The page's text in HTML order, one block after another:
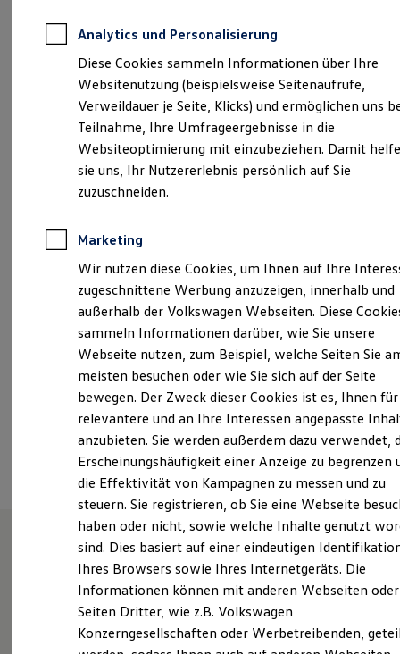
Kfz-Versicherung
Restschuldversicherungen
Garantien
Wartungsverträge
Geschäftskunden
Professional Class bei Volkswagen
Großkunden
Behörden
Direktkunden
Sonderfahrzeuge
Anpfiff zum Gewinn
Elektroautos
ID. Tutorials
Elektrofahrzeugkonzepte
Reichweite
Reichweite der ID. Modelle
Reichweite im Winter
Laden
Laden unterwegs
Laden Zuhause
Ladestationen finden
Ladezeitensimulator
Batterie
Sicherheit
Garantie und Lebensdauer
Nachhaltigkeit
Technologie
Kosten und Kauf
Verbrauchskosten
Kaufoptionen
E-Auto-Förderung
Software und Konnektivität
ID. Software Versionen und Updates
Digitale Extras
Schnittstellen zu Ihrem ID.
Verantwortlich für die Inhalte auf dieser Seite ist die Autohaus
Rettenmeier GmbH & Co. KG (Impressum & Rechtliches)
Hauptstraße 43 - 45, 74597 Stimpfach-
info@autohaus-rettenmeier.de
+49 7967 710910
Montag-
Samstag
Geschlossen
Sonntag
Geschlossen
Ansprechpartner
Unsere Leistungenim
Überblick
Service
Analytics und Personalisierung
Diese Cookies sammeln Informationen über Ihre
Websitenutzung (beispielsweise Seitenaufrufe,
Verweildauer je Seite, Klicks) und ermöglichen uns
Teilnahme, Ihre Umfrageergebnisse in die
Websiteoptimierung mit einzubeziehen. Damit
sie uns, Ihr Nutzererlebnis persönlich auf Sie
zuzuschneiden.
Marketing
Wir nutzen diese Cookies, um Ihnen auf Ihre
zugeschnittene Werbung anzuzeigen, innerhalb und
außerhalb der Volkswagen Webseiten. Diese
sammeln Informationen darüber, wie Sie unsere
Webseite nutzen, zum Beispiel, welche Seiten Sie
meisten besuchen oder wie Sie sich auf der Seite
bewegen. Der Zweck dieser Cookies ist es, Ihnen für
relevantere und an Ihre Interessen angepasste
anzubieten. Sie werden außerdem dazu verwendet,
Erscheinungshäufigkeit einer Anzeige zu begrenzen
die Effektivität von Kampagnen zu messen und zu
steuern. Sie registrieren, ob Sie eine Webseite
haben oder nicht, sowie welche Inhalte genutzt
sind. Dies basiert auf einer eindeutigen
Ihres Browsers sowie Ihres Internetgeräts. Die
Informationen können mit anderen Webseiten oder
Seiten Dritter, wie z.B. Volkswagen
Konzerngesellschaften oder Werbetreibenden,